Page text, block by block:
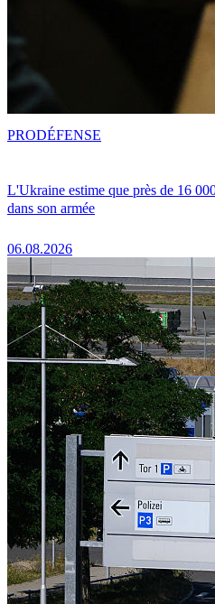
L'Ukraine estime que près de 16
dans son armée
06.08.2026
PRODÉFENSE